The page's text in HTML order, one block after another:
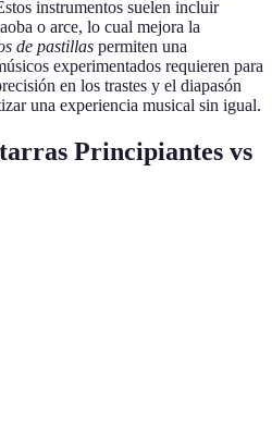
instrumentos suelen incluir
o arce, lo cual mejora la
de pastillas permiten una
experimentados requieren para
en los trastes y el diapasón
una experiencia musical sin igual.
Principiantes vs